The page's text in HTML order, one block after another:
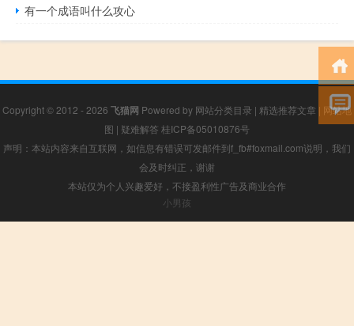
有一个成语叫什么攻心
Copyright © 2012 - 2026 飞猫网 Powered by 网站分类目录 | 精选推荐文章 | 网站地
图 | 疑难解答 桂ICP备05010876号
声明：本站内容来自互联网，如信息有错误可发邮件到f_fb#foxmail.com说明，我们
会及时纠正，谢谢
本站仅为个人兴趣爱好，不接盈利性广告及商业合作
小男孩